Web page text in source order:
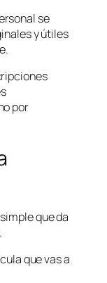
se
y útiles
por
que da
que vas a